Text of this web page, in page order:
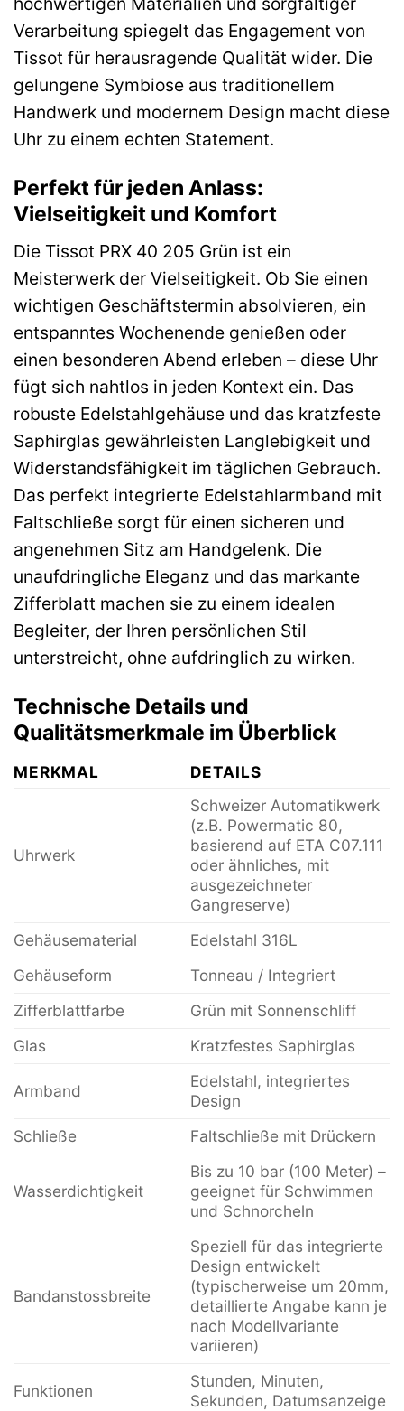
Verarbeitung spiegelt das Engagement von
Tissot für herausragende Qualität wider. Die
gelungene Symbiose aus traditionellem
Handwerk und modernem Design macht diese
Uhr zu einem echten Statement.
Perfekt für jeden Anlass:
Vielseitigkeit und Komfort
Die Tissot PRX 40 205 Grün ist ein
Meisterwerk der Vielseitigkeit. Ob Sie einen
wichtigen Geschäftstermin absolvieren, ein
entspanntes Wochenende genießen oder
einen besonderen Abend erleben – diese Uhr
fügt sich nahtlos in jeden Kontext ein. Das
robuste Edelstahlgehäuse und das kratzfeste
Saphirglas gewährleisten Langlebigkeit und
Widerstandsfähigkeit im täglichen Gebrauch.
Das perfekt integrierte Edelstahlarmband mit
Faltschließe sorgt für einen sicheren und
angenehmen Sitz am Handgelenk. Die
unaufdringliche Eleganz und das markante
Zifferblatt machen sie zu einem idealen
Begleiter, der Ihren persönlichen Stil
unterstreicht, ohne aufdringlich zu wirken.
Technische Details und
Qualitätsmerkmale im Überblick
MERKMAL DETAILS
Uhrwerk
Schweizer Automatikwerk
(z.B. Powermatic 80,
basierend auf ETA C07.111
oder ähnliches, mit
ausgezeichneter
Gangreserve)
Gehäusematerial
Edelstahl 316L
Gehäuseform
Tonneau / Integriert
Zifferblattfarbe
Grün mit Sonnenschliff
Glas
Kratzfestes Saphirglas
Armband
Edelstahl, integriertes
Design
Schließe
Faltschließe mit Drückern
Wasserdichtigkeit
Bis zu 10 bar (100 Meter) –
geeignet für Schwimmen
und Schnorcheln
Bandanstossbreite
Speziell für das integrierte
Design entwickelt
(typischerweise um 20mm,
detaillierte Angabe kann je
nach Modellvariante
variieren)
Funktionen
Stunden, Minuten,
Sekunden, Datumsanzeige